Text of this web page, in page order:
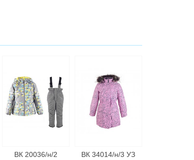
ВК 20036/н/2
ВК 34014/н/3 УЗ